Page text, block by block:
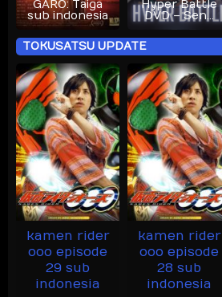
GARO: Taiga
sub indonesia
Hyper Battle
DVD – Sen…
TOKUSATSU UPDATE
tokusatsuindo.com
kamen rider
ooo episode
29 sub
indonesia
kamen rider
ooo episode
28 sub
indonesia